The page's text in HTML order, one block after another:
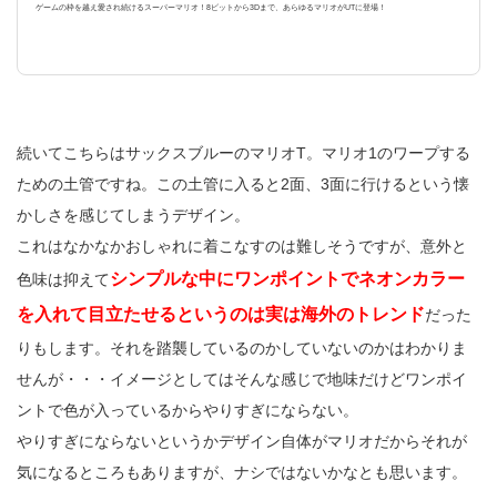
ゲームの枠を越え愛され続けるスーパーマリオ！8ビットから3Dまで、あらゆるマリオがUTに登場！
続いてこちらはサックスブルーのマリオT。マリオ1のワープする
ための土管ですね。この土管に入ると2面、3面に行けるという懐
かしさを感じてしまうデザイン。
これはなかなかおしゃれに着こなすのは難しそうですが、意外と
色味は抑えてシンプルな中にワンポイントでネオンカラー
を入れて目立たせるというのは実は海外のトレンドだった
りもします。それを踏襲しているのかしていないのかはわかりま
せんが・・・イメージとしてはそんな感じで地味だけどワンポイ
ントで色が入っているからやりすぎにならない。
やりすぎにならないというかデザイン自体がマリオだからそれが
気になるところもありますが、ナシではないかなとも思います。